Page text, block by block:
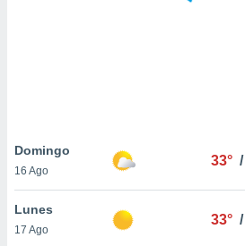
similares
como
sitio
Domingo
16 Ago
33° /
Lunes
17 Ago
33° /